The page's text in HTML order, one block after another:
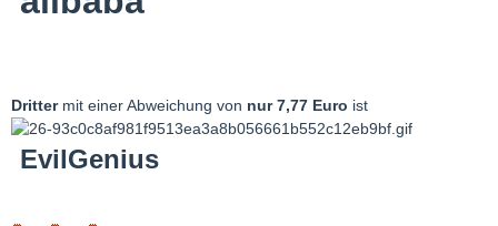
Dritter mit einer Abweichung von nur 7,77 Euro ist
EvilGenius